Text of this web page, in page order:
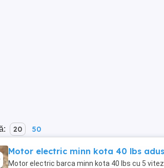
20 50
Motor electric minn kota 40 lbs
Motor electric barca minn kota 40 lbs cu 5